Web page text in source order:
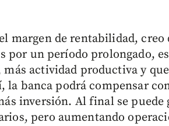
margen de rentabilidad,
por un período prolongado,
más actividad productiva y
la banca podrá compensar
inversión. Al final se puede
pero aumentando